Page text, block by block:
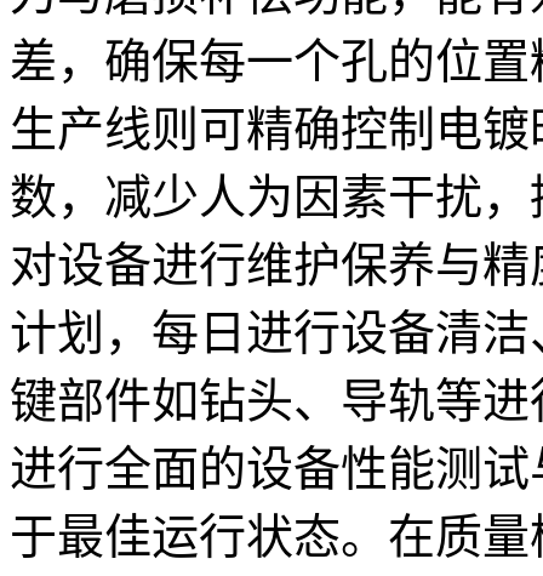
差，确保每一个孔的位
生产线则可精确控制电
数，减少人为因素干扰
对设备进行维护保养与
计划，每日进行设备清
键部件如钻头、导轨等
进行全面的设备性能测
于最佳运行状态。在质